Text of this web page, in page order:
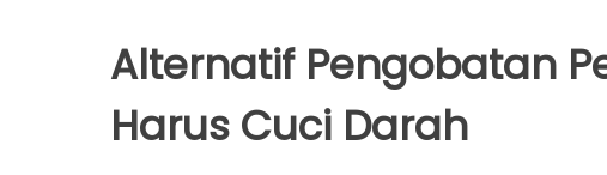
Alternatif Pengobatan
Harus Cuci Darah